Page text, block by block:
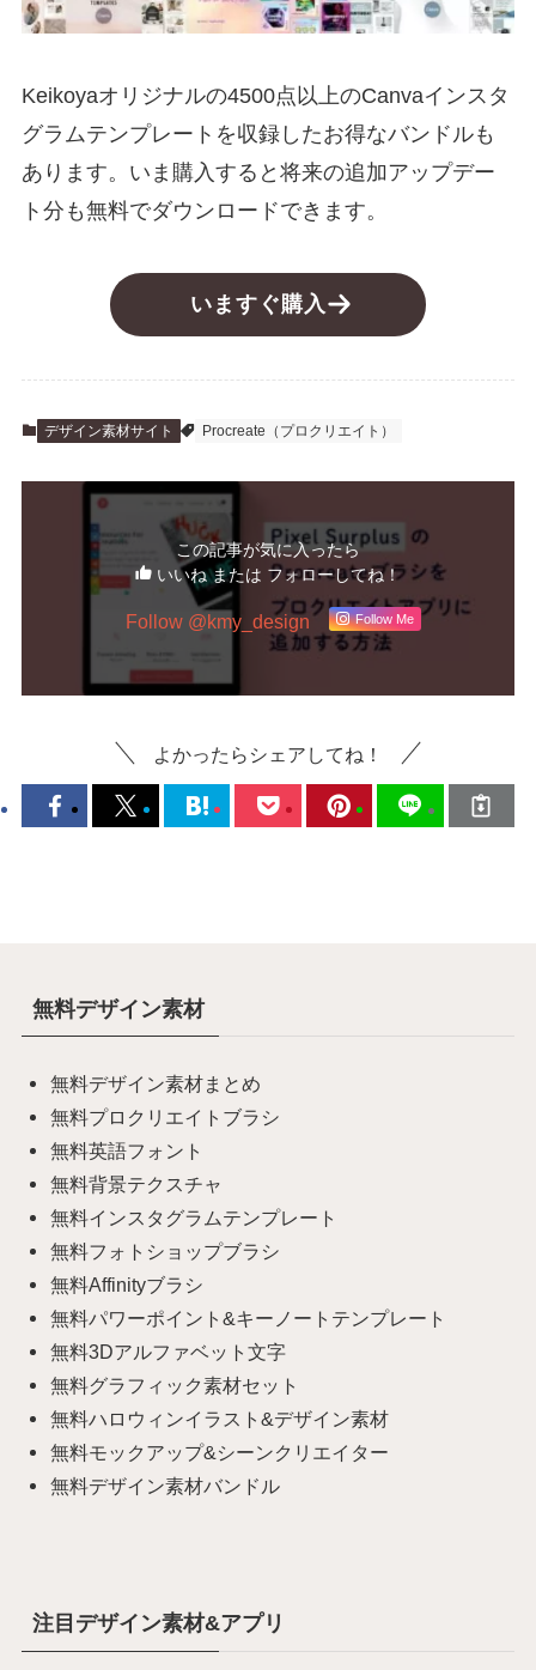
Keikoyaオリジナルの4500点以上のCanvaインスタ
グラムテンプレートを収録したお得なバンドルも
あります。いま購入すると将来の追加アップデー
ト分も無料でダウンロードできます。
いますぐ購入
デザイン素材サイト Procreate（プロクリエイト）
この記事が気に入ったら
いいね または フォローしてね！
Follow @kmy_design Follow Me
よかったらシェアしてね！
無料デザイン素材
無料デザイン素材まとめ
無料プロクリエイトブラシ
無料英語フォント
無料背景テクスチャ
無料インスタグラムテンプレート
無料フォトショップブラシ
無料Affinityブラシ
無料パワーポイント&キーノートテンプレート
無料3Dアルファベット文字
無料グラフィック素材セット
無料ハロウィンイラスト&デザイン素材
無料モックアップ&シーンクリエイター
無料デザイン素材バンドル
注目デザイン素材&アプリ